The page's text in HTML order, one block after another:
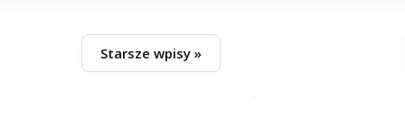
Starsze wpisy »